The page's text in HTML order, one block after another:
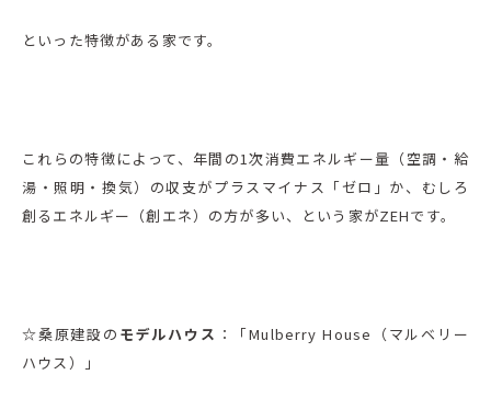
といった特徴がある家です。
これらの特徴によって、年間の1次消費エネルギー量（空調・給
湯・照明・換気）の収支がプラスマイナス「ゼロ」か、むしろ
創るエネルギー（創エネ）の方が多い、という家がZEHです。
☆桑原建設の モデルハウス ：「Mulberry House（マルベリー
ハウス）」